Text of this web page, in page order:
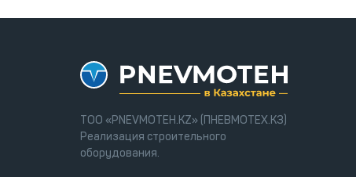
ТОО «PNEVMOTEH.KZ» (ПНЕВМОТЕХ.КЗ)
Реализация строительного
оборудования.